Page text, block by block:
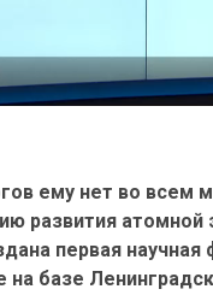
ему нет во всем
развития атомной
первая
базе